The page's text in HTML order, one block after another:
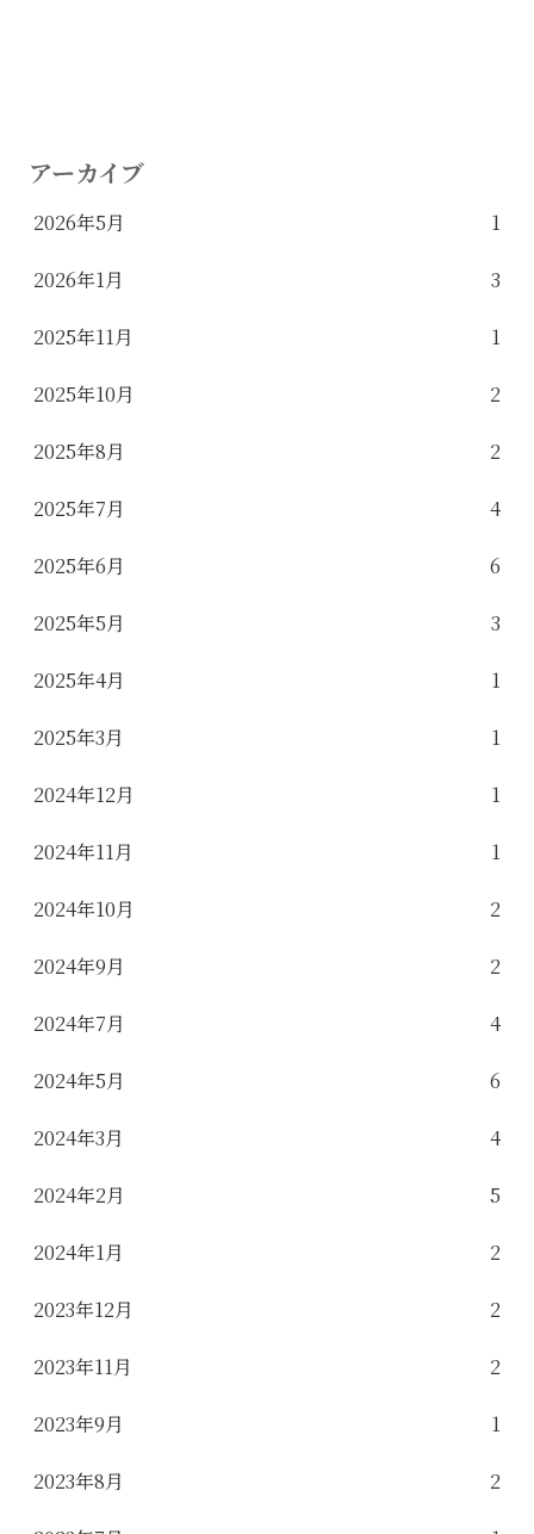
アーカイブ
2026年5月 1
2026年1月 3
2025年11月 1
2025年10月 2
2025年8月 2
2025年7月 4
2025年6月 6
2025年5月 3
2025年4月 1
2025年3月 1
2024年12月 1
2024年11月 1
2024年10月 2
2024年9月 2
2024年7月 4
2024年5月 6
2024年3月 4
2024年2月 5
2024年1月 2
2023年12月 2
2023年11月 2
2023年9月 1
2023年8月 2